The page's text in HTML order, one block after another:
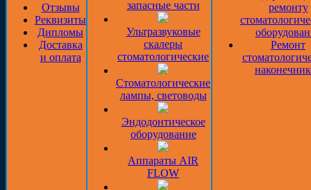
Отзывы
Реквизиты
Дипломы
Доставка
и оплата
запасные части
Ультразвуковые
скалеры
стоматологические
Стоматологические
лампы, световоды
Эндодонтическое
оборудование
Аппараты AIR
FLOW
ремонту
Ремонт